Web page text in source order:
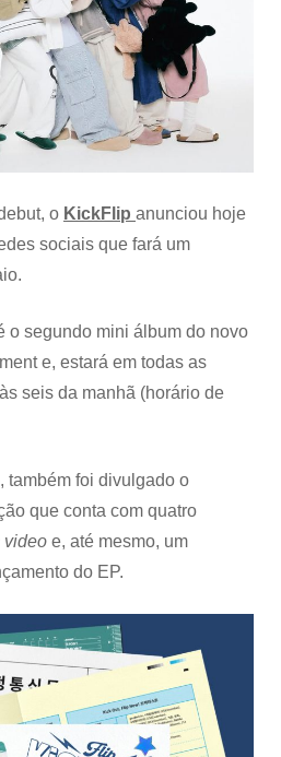
o KickFlip anunciou hoje
sociais que fará um
o segundo mini álbum do novo
e, estará em todas as
seis da manhã (horário de
também foi divulgado o
que conta com quatro
video e, até mesmo, um
do EP.